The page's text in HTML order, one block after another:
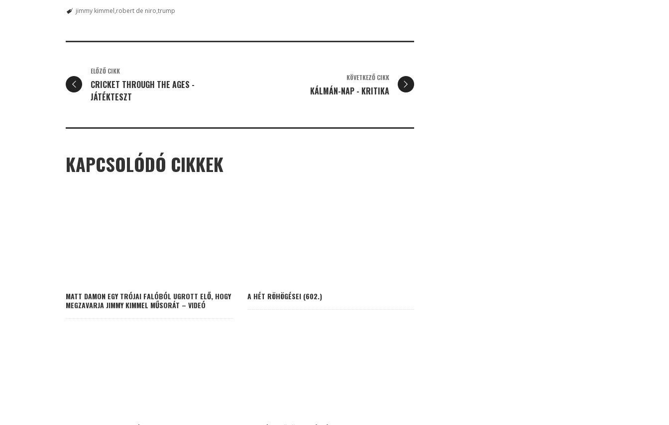
jimmy kimmel robert de niro trump
ELŐZŐ CIKK
CRICKET THROUGH THE AGES -
JÁTÉKTESZT
KÖVETKEZŐ CIKK
KÁLMÁN-NAP - KRITIKA
KAPCSOLÓDÓ CIKKEK
MATT DAMON EGY TRÓJAI FALÓBÓL UGROTT ELŐ, HOGY
MEGZAVARJA JIMMY KIMMEL MŰSORÁT – VIDEÓ
A HÉT RÖHÖGÉSEI (602.)